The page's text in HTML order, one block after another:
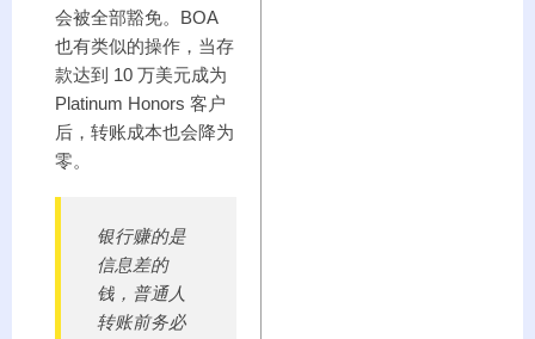
会被全部豁免。BOA
也有类似的操作，当存
款达到 10 万美元成为
Platinum Honors 客户
后，转账成本也会降为
零。
银行赚的是
信息差的
钱，普通人
转账前务必